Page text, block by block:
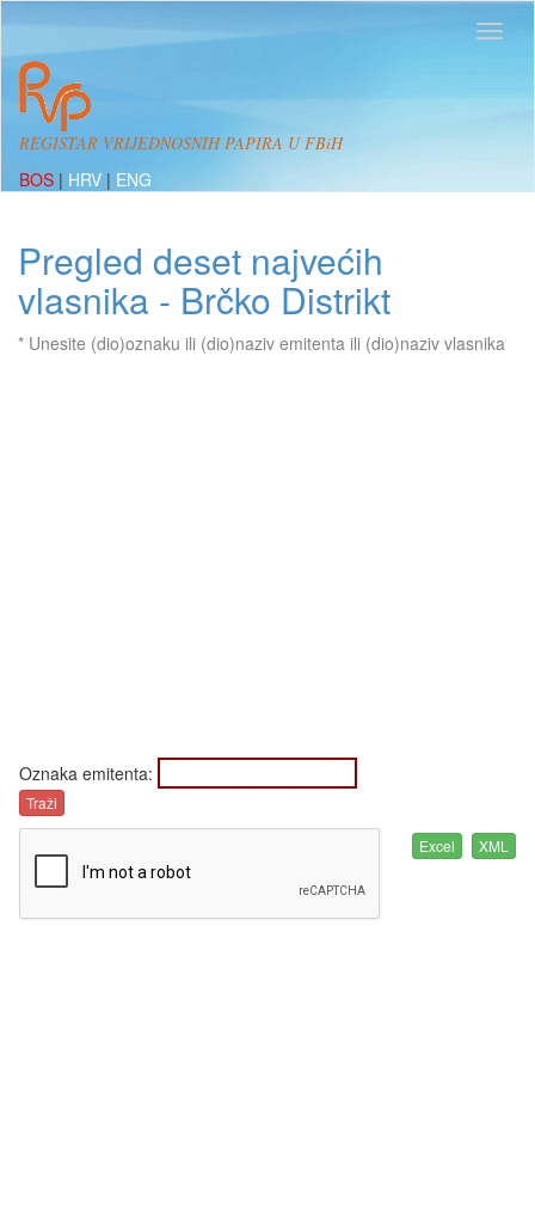
REGISTAR VRIJEDNOSNIH PAPIRA U FBiH
BOS | HRV | ENG
Pregled deset najvećih
vlasnika - Brčko Distrikt
* Unesite (dio)oznaku ili (dio)naziv emitenta ili (dio)naziv vlasnika
Oznaka emitenta: